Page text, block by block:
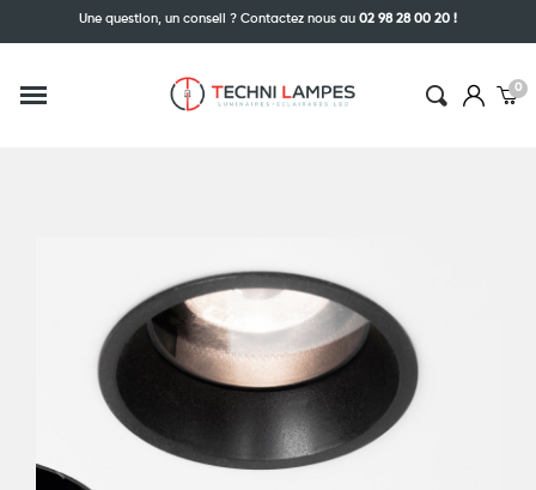
Une question, un conseil ? Contactez nous au 02 98 28 00 20 !